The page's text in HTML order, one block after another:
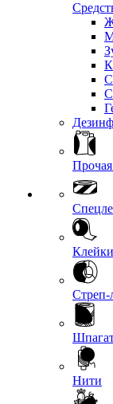
Стреп-
Нити